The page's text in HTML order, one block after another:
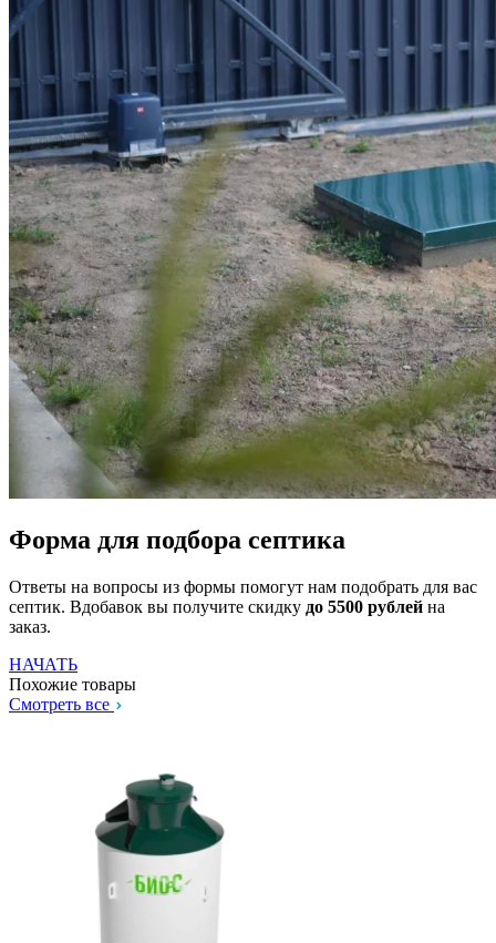
Форма для подбора септика
Ответы на вопросы из формы помогут нам подобрать для вас
септик. Вдобавок вы получите скидку до 5500 рублей на
заказ.
НАЧАТЬ
Похожие товары
Смотреть все